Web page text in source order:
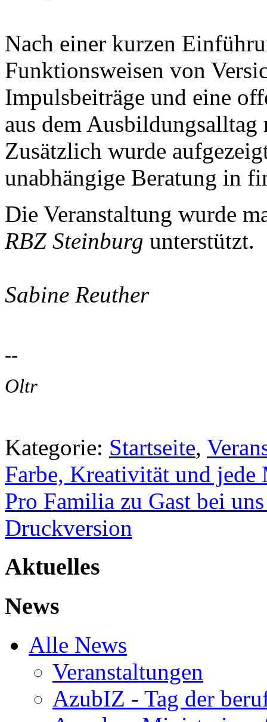
Nach einer kurzen
Funktionsweisen von
Impulsbeiträge und eine
aus dem
Zusätzlich wurde
unabhängige Beratung in
Die Veranstaltung wurde
RBZ Steinburg unterstützt.
Sabine Reuther
--
Oltr
Kategorie: Startseite,
Farbe, Kreativität und jede
Pro Familia zu Gast bei
Druckversion
Aktuelles
News
Alle News
Veranstaltungen
AzubIZ - Tag der